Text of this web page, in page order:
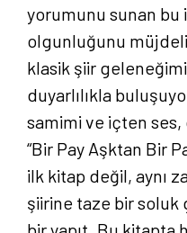
yorumunu sunan bu
olgunluğunu
klasik şiir
duyarlılıkla
samimi ve içten ses,
“Bir Pay Aşktan Bir
ilk kitap değil, aynı
şiirine taze bir